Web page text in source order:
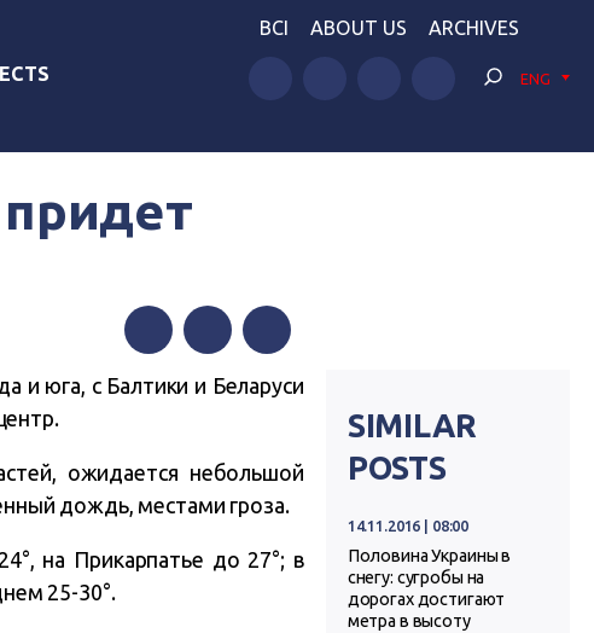
BCI ABOUT US ARCHIVES
ENG
FacebookTwitterTelegram
и юга, с Балтики и Беларуси
ожидается небольшой
дождь, местами гроза.
на Прикарпатье до 27°; в
25-30°.
SIMILAR
POSTS
14.11.2016 | 08:00
Половина Украины в
снегу: сугробы на
дорогах достигают
метра в высоту